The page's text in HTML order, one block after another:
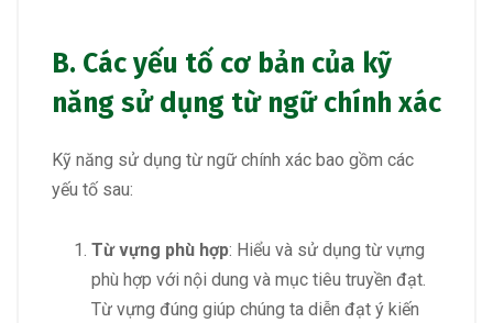
B. Các yếu tố cơ bản của kỹ
năng sử dụng từ ngữ chính xác
Kỹ năng sử dụng từ ngữ chính xác bao gồm các
yếu tố sau:
Từ vựng phù hợp: Hiểu và sử dụng từ vựng
phù hợp với nội dung và mục tiêu truyền đạt.
Từ vựng đúng giúp chúng ta diễn đạt ý kiến